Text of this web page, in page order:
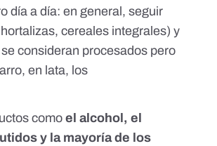
día a día: en general, seguir
cereales integrales) y
consideran procesados pero
en lata, los
como elalcohol , el
y la mayoría de los